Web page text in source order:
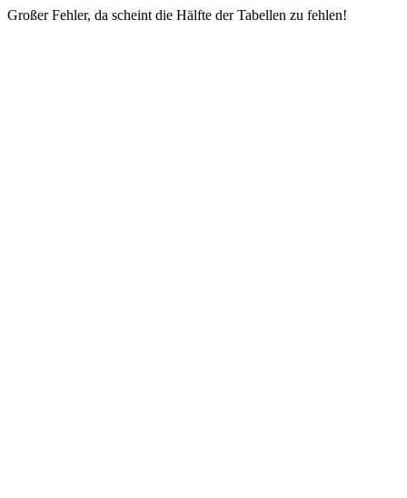
Großer Fehler, da scheint die Hälfte der Tabellen zu fehlen!